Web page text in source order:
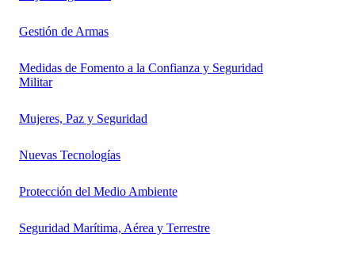
Gestión de Armas
Medidas de Fomento a la Confianza y Seguridad
Militar
Mujeres, Paz y Seguridad
Nuevas Tecnologías
Protección del Medio Ambiente
Seguridad Marítima, Aérea y Terrestre